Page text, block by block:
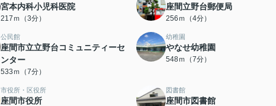
宮本内科小児科医院
217ｍ（3分）
座間立野台郵便局
256ｍ（4分）
公民館
座間市立立野台コミュニティーセ
ンター
533ｍ（7分）
幼稚園
やなせ幼稚園
548ｍ（7分）
市役所・区役所
座間市役所
図書館
座間市図書館